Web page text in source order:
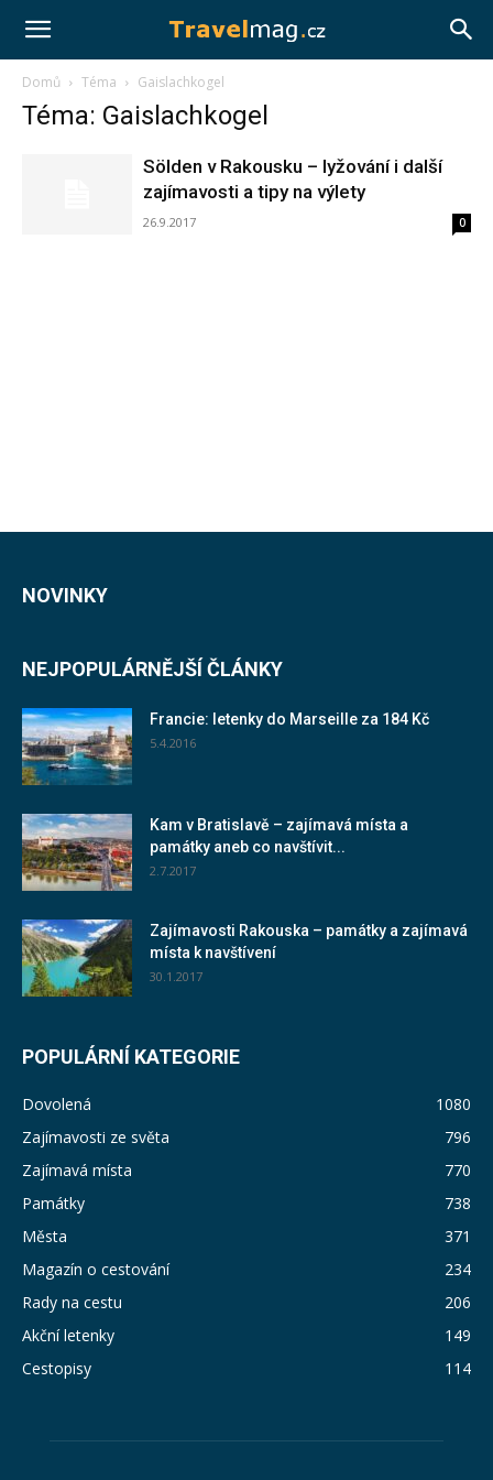
Travelmag.cz
Domů Téma Gaislachkogel
Téma: Gaislachkogel
Sölden v Rakousku – lyžování i další
zajímavosti a tipy na výlety
26.9.2017 0
NOVINKY
NEJPOPULÁRNĚJŠÍ ČLÁNKY
Francie: letenky do Marseille za 184 Kč
5.4.2016
Kam v Bratislavě – zajímavá místa a
památky aneb co navštívit...
2.7.2017
Zajímavosti Rakouska – památky a zajímavá
místa k navštívení
30.1.2017
POPULÁRNÍ KATEGORIE
Dovolená
1080
Zajímavosti ze světa
796
Zajímavá místa
770
Památky
738
Města
371
Magazín o cestování
234
Rady na cestu
206
Akční letenky
149
Cestopisy
114